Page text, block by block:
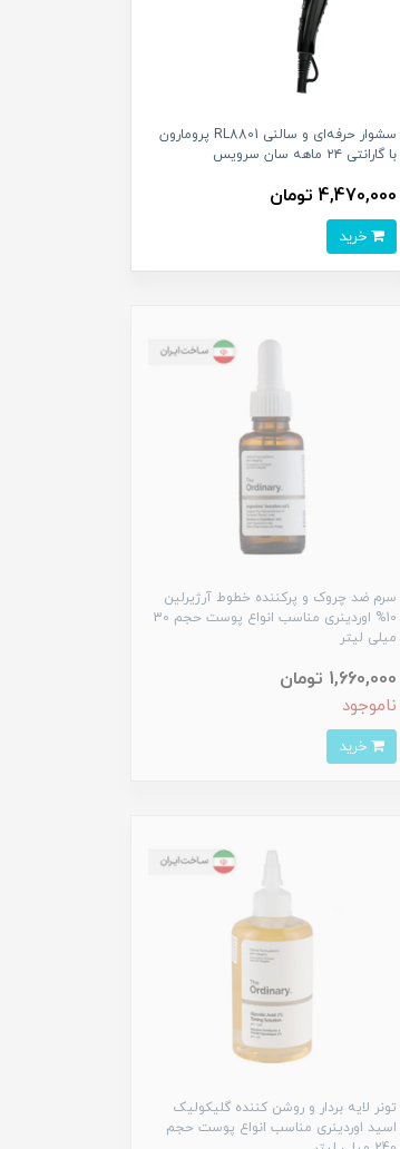
سشوار حرفه‌ای و سالنی RL8801 پرومارون
با گارانتی ۲۴ ماهه سان سرویس
4,470,000 تومان
خرید
سرم ضد چروک و پرکننده خطوط آرژیرلین
10% اوردینری مناسب انواع پوست حجم 30
میلی لیتر
1,660,000 تومان
ناموجود
خرید
تونر لایه بردار و روشن کننده گلیکولیک
اسید اوردینری مناسب انواع پوست حجم